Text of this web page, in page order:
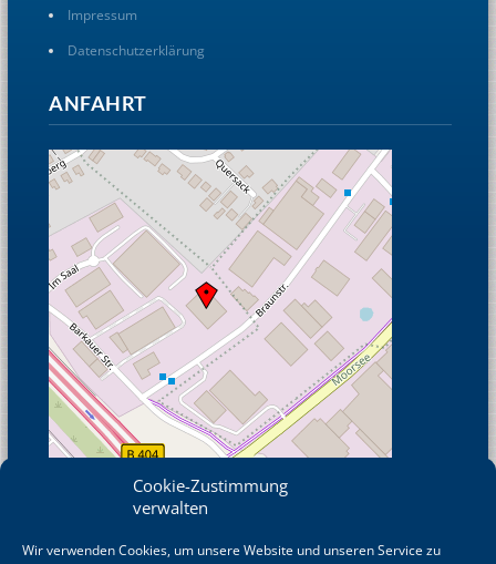
Cookie-Zustimmung
verwalten
Wir verwenden Cookies, um unsere Website und unseren Service zu
Impressum
Datenschutzerklärung
ANFAHRT